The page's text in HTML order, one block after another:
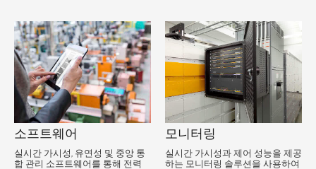
소프트웨어
실시간 가시성, 유연성 및 중앙 통
합 관리 소프트웨어를 통해 전력
모니터링
실시간 가시성과 제어 성능을 제공
하는 모니터링 솔루션을 사용하여